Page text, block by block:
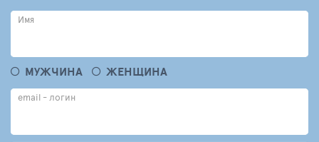
Имя
МУЖЧИНА ЖЕНЩИНА
email - логин